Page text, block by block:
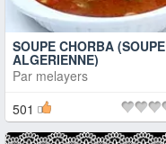
SOUPE CHORBA (SOUPE
ALGERIENNE)
Par melayers
501